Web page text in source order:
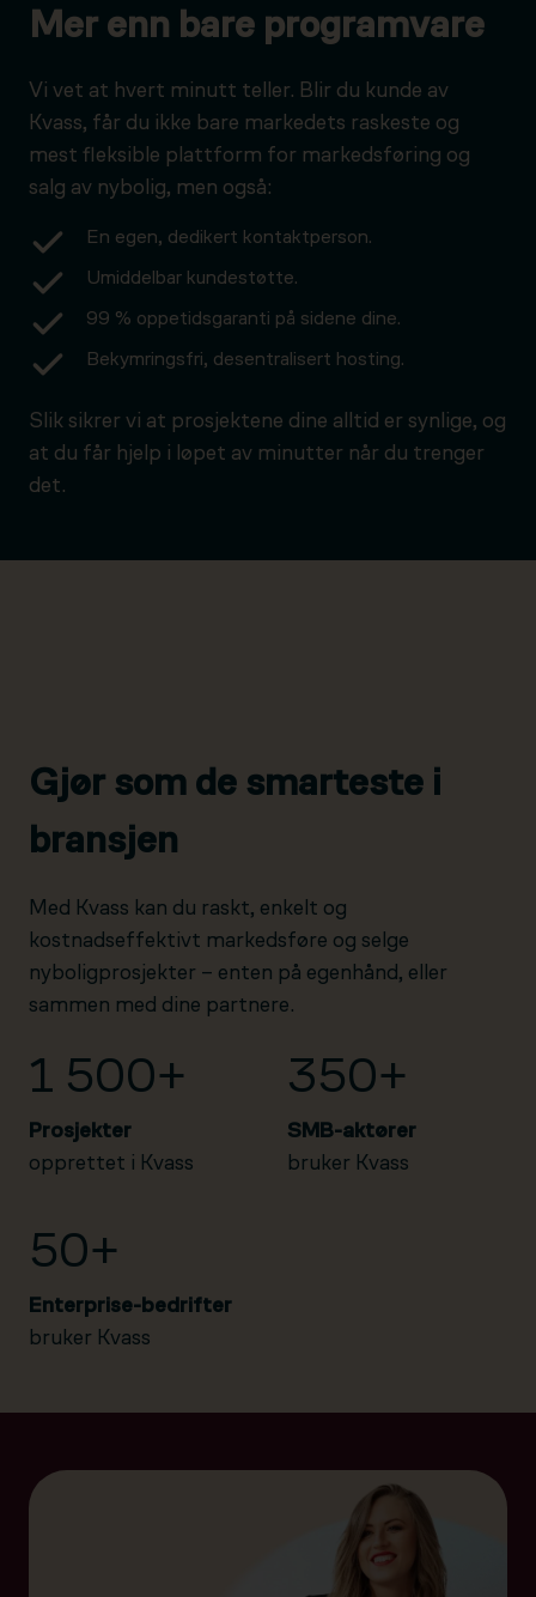
Mer enn bare programvare
Vi vet at hvert minutt teller. Blir du kunde av
Kvass, får du ikke bare markedets raskeste og
mest fleksible plattform for markedsføring og
salg av nybolig, men også:
En egen, dedikert kontaktperson.
Umiddelbar kundestøtte.
99 % oppetidsgaranti på sidene dine.
Bekymringsfri, desentralisert hosting.
Slik sikrer vi at prosjektene dine alltid er synlige, og
at du får hjelp i løpet av minutter når du trenger
det.
Gjør som de smarteste i
bransjen
Med Kvass kan du raskt, enkelt og
kostnadseffektivt markedsføre og selge
nyboligprosjekter – enten på egenhånd, eller
sammen med dine partnere.
1 500+
Prosjekter
opprettet i Kvass
350+
SMB-aktører
bruker Kvass
50+
Enterprise-bedrifter
bruker Kvass